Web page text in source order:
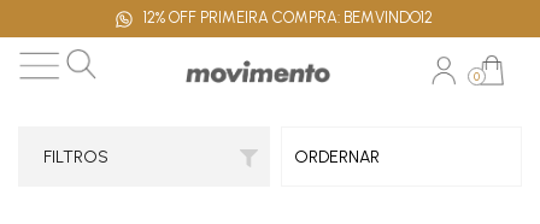
12% OFF PRIMEIRA COMPRA: BEMVINDO12
0
FILTROS